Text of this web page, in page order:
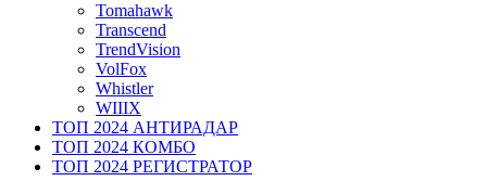
Tomahawk
Transcend
TrendVision
VolFox
Whistler
WIIIX
ТОП 2024 АНТИРАДАР
ТОП 2024 КОМБО
ТОП 2024 РЕГИСТРАТОР